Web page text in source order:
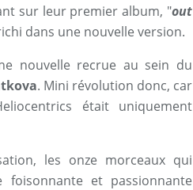
sur leur premier album, "out
dans une nouvelle version.
nouvelle recrue au sein du
. Mini révolution donc, car
était uniquement
les onze morceaux qui
et passionnante